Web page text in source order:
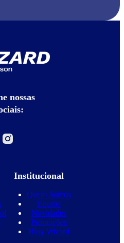
nossas
Institucional
Quem Somos
Equipe
Novidades
Promoções
Blog Wizard